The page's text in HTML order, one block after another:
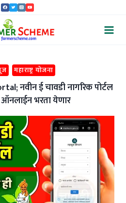
महाराष्ट्र योजना
नवीन ई चावडी नागरिक पोर्टल
भरता येणार